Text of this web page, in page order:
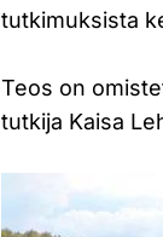
tutkimuksista
Teos on
tutkija Kaisa